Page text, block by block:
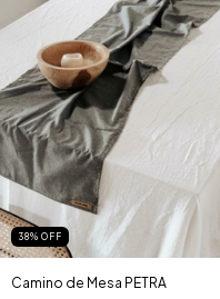
38% OFF
Camino de Mesa PETRA